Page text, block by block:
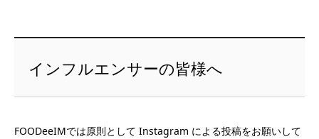
インフルエンサーの皆様へ
FOODeeIMでは原則として Instagram による投稿をお願いして